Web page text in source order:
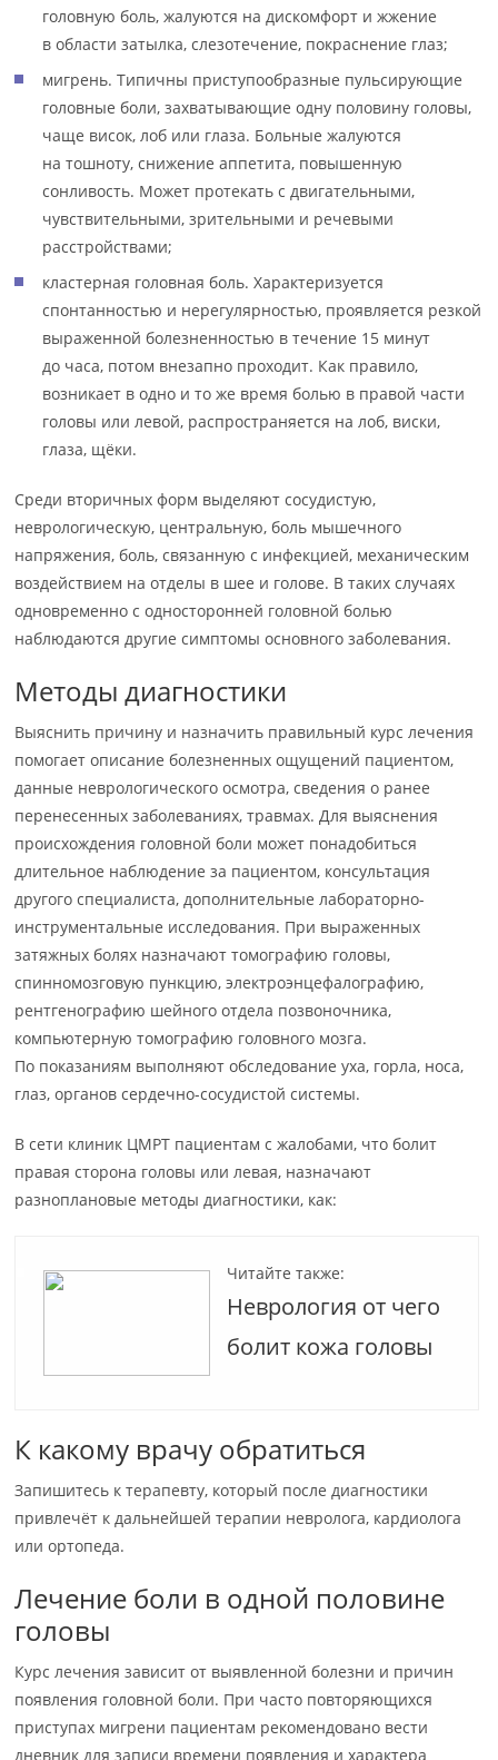
головную боль, жалуются на дискомфорт и жжение
в области затылка, слезотечение, покраснение глаз;
мигрень. Типичны приступообразные пульсирующие
головные боли, захватывающие одну половину головы,
чаще висок, лоб или глаза. Больные жалуются
на тошноту, снижение аппетита, повышенную
сонливость. Может протекать с двигательными,
чувствительными, зрительными и речевыми
расстройствами;
кластерная головная боль. Характеризуется
спонтанностью и нерегулярностью, проявляется резкой
выраженной болезненностью в течение 15 минут
до часа, потом внезапно проходит. Как правило,
возникает в одно и то же время болью в правой части
головы или левой, распространяется на лоб, виски,
глаза, щёки.
Среди вторичных форм выделяют сосудистую,
неврологическую, центральную, боль мышечного
напряжения, боль, связанную с инфекцией, механическим
воздействием на отделы в шее и голове. В таких случаях
одновременно с односторонней головной болью
наблюдаются другие симптомы основного заболевания.
Методы диагностики
Выяснить причину и назначить правильный курс лечения
помогает описание болезненных ощущений пациентом,
данные неврологического осмотра, сведения о ранее
перенесенных заболеваниях, травмах. Для выяснения
происхождения головной боли может понадобиться
длительное наблюдение за пациентом, консультация
другого специалиста, дополнительные лабораторно-
инструментальные исследования. При выраженных
затяжных болях назначают томографию головы,
спинномозговую пункцию, электроэнцефалографию,
рентгенографию шейного отдела позвоночника,
компьютерную томографию головного мозга.
По показаниям выполняют обследование уха, горла, носа,
глаз, органов сердечно-сосудистой системы.
В сети клиник ЦМРТ пациентам с жалобами, что болит
правая сторона головы или левая, назначают
разноплановые методы диагностики, как:
Читайте также:
Неврология от чего
болит кожа головы
К какому врачу обратиться
Запишитесь к терапевту, который после диагностики
привлечёт к дальнейшей терапии невролога, кардиолога
или ортопеда.
Лечение боли в одной половине
головы
Курс лечения зависит от выявленной болезни и причин
появления головной боли. При часто повторяющихся
приступах мигрени пациентам рекомендовано вести
дневник для записи времени появления и характера